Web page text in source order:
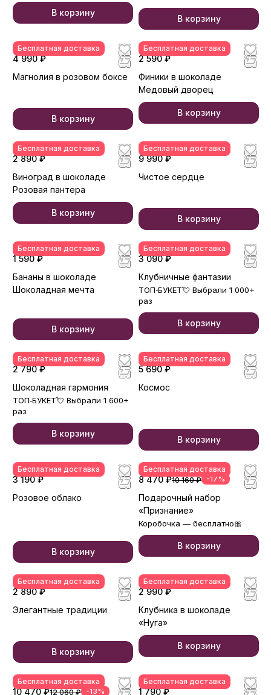
В корзину
В корзину
Бесплатная доставка
4 990 ₽
Магнолия в розовом боксе
В корзину
Бесплатная доставка
2 590 ₽
Финики в шоколаде
Медовый дворец
В корзину
Бесплатная доставка
2 890 ₽
Виноград в шоколаде
Розовая пантера
В корзину
Бесплатная доставка
9 990 ₽
Чистое сердце
В корзину
Бесплатная доставка
1 590 ₽
Бананы в шоколаде
Шоколадная мечта
В корзину
Бесплатная доставка
3 090 ₽
Клубничные фантазии
ТОП‑БУКЕТ💘 Выбрали 1 000+
раз
В корзину
Бесплатная доставка
2 790 ₽
Шоколадная гармония
ТОП‑БУКЕТ💘 Выбрали 1 600+
раз
В корзину
Бесплатная доставка
5 690 ₽
Космос
В корзину
Бесплатная доставка
3 190 ₽
Розовое облако
В корзину
Бесплатная доставка
8 470 ₽10 160 ₽ -17%
Подарочный набор
«Признание»
Коробочка — бесплатно🎀
В корзину
Бесплатная доставка
2 890 ₽
Элегантные традиции
В корзину
Бесплатная доставка
2 990 ₽
Клубника в шоколаде
«Нуга»
В корзину
Бесплатная доставка
10 470 ₽12 060 ₽ -13%
Бесплатная доставка
1 790 ₽